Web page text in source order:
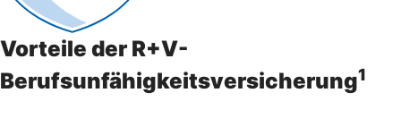
Vorteile der R+V-
Berufsunfähigkeitsversicherung1